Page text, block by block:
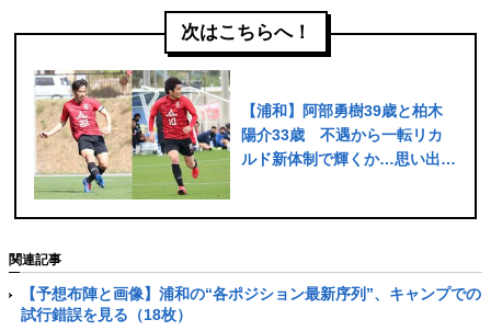
次はこちらへ！
【浦和】阿部勇樹39歳と柏木
陽介33歳 不遇から一転リカ
ルド新体制で輝くか…思い出す
関連記事
【予想布陣と画像】浦和の“各ポジション最新序列”、キャンプでの
試行錯誤を見る（18枚）